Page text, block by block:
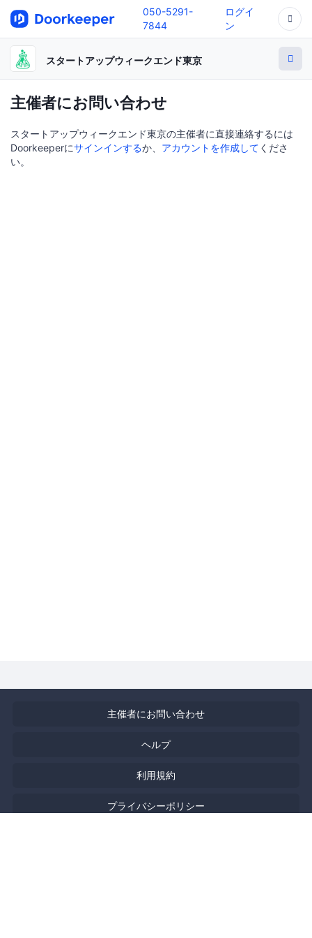
050-5291-
7844
ログイ
ン
スタートアップウィークエンド東京
主催者にお問い合わせ
スタートアップウィークエンド東京の主催者に直接連絡するには
Doorkeeperにサインインするか、 アカウントを作成して くださ
い。
主催者にお問い合わせ
ヘルプ
利用規約
プライバシーポリシー